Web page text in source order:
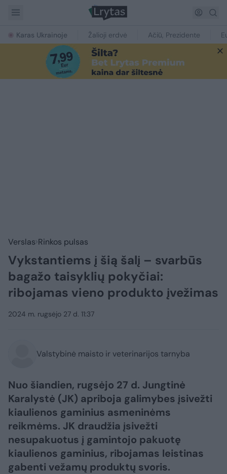
Karas Ukrainoje Žalioji erdvė Ačiū, Prezidente
Verslas Rinkos pulsas
Vykstantiems į šią šalį – svarbūs
bagažo taisyklių pokyčiai:
ribojamas vieno produkto įvežimas
2024 m. rugsėjo 27 d. 11:37
Valstybinė maisto ir veterinarijos tarnyba
Nuo šiandien, rugsėjo 27 d. Jungtinė
Karalystė (JK) apriboja galimybes įsivežti
kiaulienos gaminius asmeninėms
reikmėms. JK draudžia įsivežti
nesupakuotus į gamintojo pakuotę
kiaulienos gaminius, ribojamas leistinas
gabenti vežamų produktų svoris.